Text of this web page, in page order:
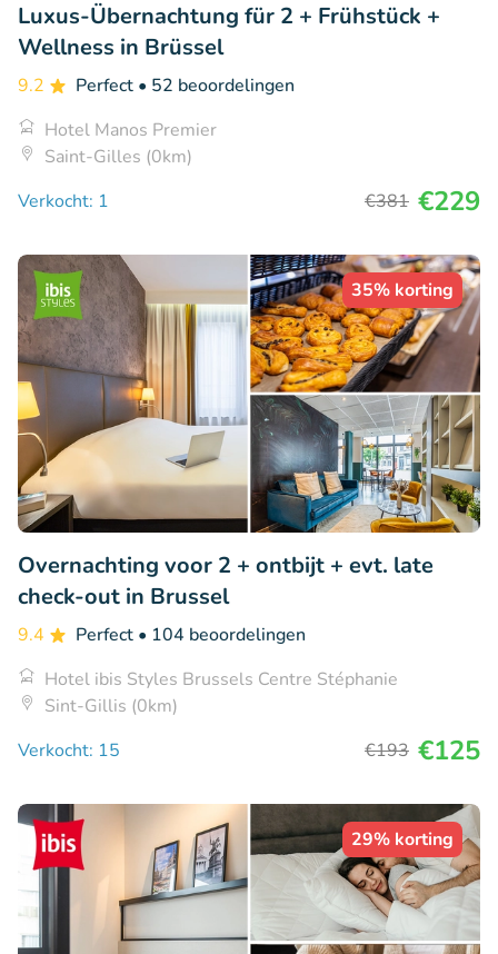
Luxus-Übernachtung für 2 + Frühstück +
Wellness in Brüssel
9.2 Perfect • 52 beoordelingen
Hotel Manos Premier
Saint-Gilles (0km)
Verkocht: 1
€381 €229
35% korting
Overnachting voor 2 + ontbijt + evt. late
check-out in Brussel
9.4 Perfect • 104 beoordelingen
Hotel ibis Styles Brussels Centre Stéphanie
Sint-Gillis (0km)
Verkocht: 15
€193 €125
29% korting